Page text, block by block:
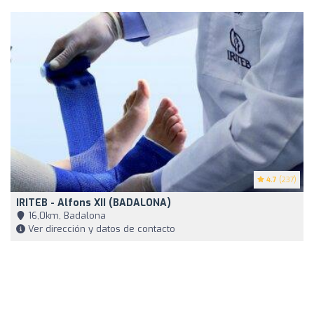
4.7 (237)
IRITEB - Alfons XII (BADALONA)
16,0km, Badalona
Ver dirección y datos de contacto